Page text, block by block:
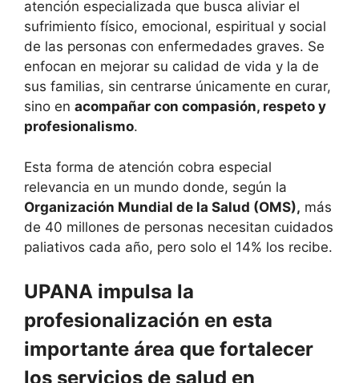
atención especializada que busca aliviar el
sufrimiento físico, emocional, espiritual y social
de las personas con enfermedades graves. Se
enfocan en mejorar su calidad de vida y la de
sus familias, sin centrarse únicamente en curar,
sino en acompañar con compasión, respeto y
profesionalismo.
Esta forma de atención cobra especial
relevancia en un mundo donde, según la
Organización Mundial de la Salud (OMS), más
de 40 millones de personas necesitan cuidados
paliativos cada año, pero solo el 14% los recibe.
UPANA impulsa la
profesionalización en esta
importante área que fortalecer
los servicios de salud en